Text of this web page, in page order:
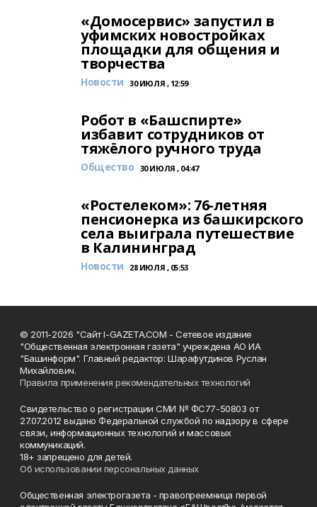
«Домосервис» запустил в
уфимских новостройках
площадки для общения и
творчества
Новости 30 ИЮЛЯ , 12:59
Робот в «Башспирте»
избавит сотрудников от
тяжёлого ручного труда
Общество 30 ИЮЛЯ , 04:47
«Ростелеком»: 76-летняя
пенсионерка из башкирского
села выиграла путешествие
в Калининград
Новости 28 ИЮЛЯ , 05:53
© 2011-2026 "Сайт I-GAZETA.COM - Сетевое издание
"Общественная электронная газета" учреждена АО ИА
"Башинформ". Главный редактор: Шарафутдинов Руслан
Михайлович.
Правила применения рекомендательных технологий
Свидетельство о регистрации СМИ № ФС77-50803 от
27.07.2012 выдано Федеральной службой по надзору в сфере
связи, информационных технологий и массовых
коммуникаций.
18+ запрещено для детей.
Об использовании персональных данных
Общественная электрогазета - правопреемница первой